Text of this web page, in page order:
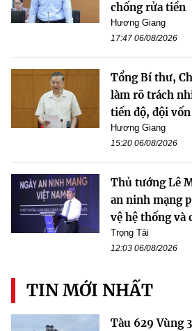
chống rửa tiền
Hương Giang
17:47 06/08/2026
Tổng Bí thư,
làm rõ trách
tiến độ, đội vốn
Hương Giang
15:20 06/08/2026
Thủ tướng Lê
an ninh mạng
vệ hệ thống và
Trọng Tài
12:03 06/08/2026
TIN MỚI NHẤT
Tàu 629 Vùng